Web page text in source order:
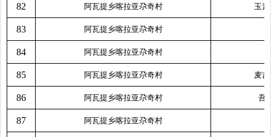
82 阿瓦提乡喀拉亚尕奇村 玉
83 阿瓦提乡喀拉亚尕奇村
84 阿瓦提乡喀拉亚尕奇村
85 阿瓦提乡喀拉亚尕奇村 麦
86 阿瓦提乡喀拉亚尕奇村 吾
87 阿瓦提乡喀拉亚尕奇村